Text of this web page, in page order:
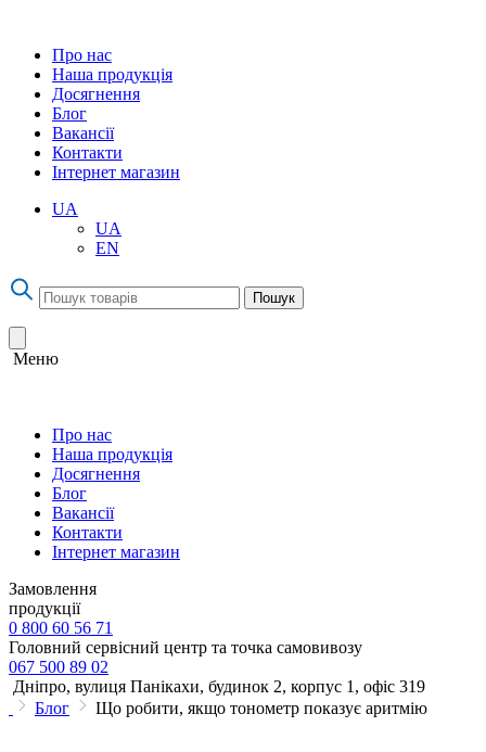
Про нас
Наша продукція
Досягнення
Блог
Вакансії
Контакти
Інтернет магазин
UA
UA
EN
Пошук
Меню
Про нас
Наша продукція
Досягнення
Блог
Вакансії
Контакти
Інтернет магазин
Замовлення
продукції
0 800 60 56 71
Головний сервісний центр та точка самовивозу
067 500 89 02
Дніпро, вулиця Панікахи, будинок 2, корпус 1, офіс 319
Блог
Що робити, якщо тонометр показує аритмію